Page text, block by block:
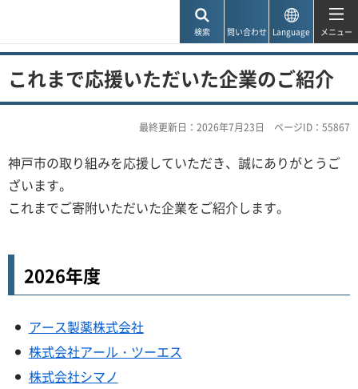
検索 問い合わせ Language メニュー
これまで応援いただいた企業のご紹介
最終更新日：2026年7月23日 ページID：55867
神戸市の取り組みを応援していただき、誠にありがとうご
ざいます。
これまでご寄附いただいた企業をご紹介します。
2026年度
アース製薬株式会社
株式会社アール・ツーエス
株式会社シマノ